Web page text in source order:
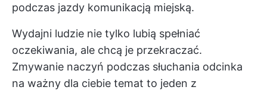
podczas jazdy komunikacją miejską.
Wydajni ludzie nie tylko lubią spełniać
oczekiwania, ale chcą je przekraczać.
Zmywanie naczyń podczas słuchania odcinka
na ważny dla ciebie temat to jeden z